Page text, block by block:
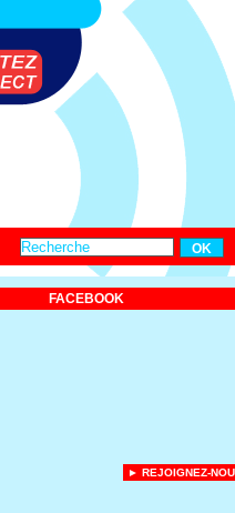
FACEBOOK
► REJOIGNEZ-